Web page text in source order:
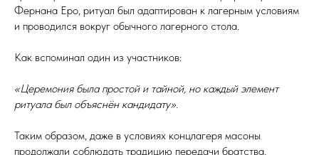
Фернана Еро, ритуал был адаптирован к лагерным условиям
и проводился вокруг обычного лагерного стола.
Как вспоминал один из участников:
«Церемония была простой и тайной, но каждый элемент
ритуала был объяснён кандидату».
Таким образом, даже в условиях концлагеря масоны
продолжали соблюдать традицию передачи братства.